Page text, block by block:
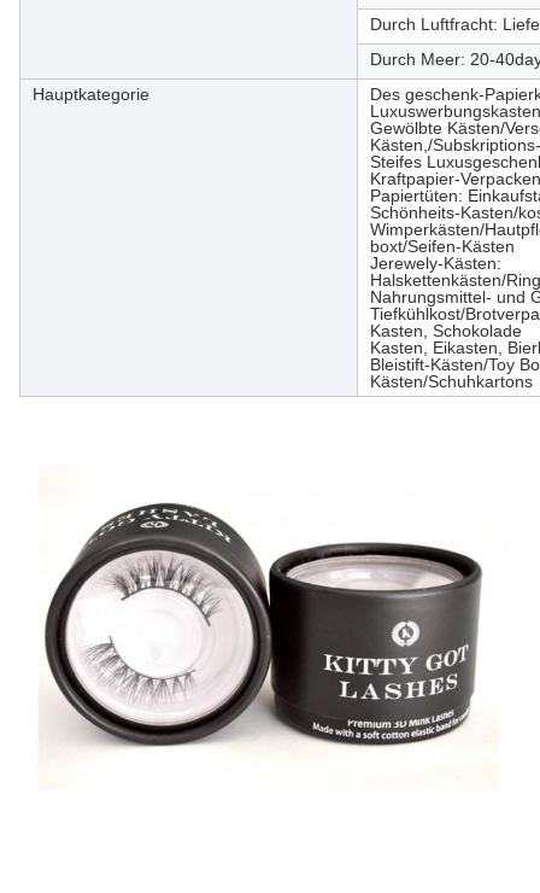
Durch Luftfracht:
Durch Meer: 20-
Hauptkategorie
Des geschenk-
Gewölbte Kästen/
Kästen,/
Steifes
Kraftpapier-
Papiertüten:
Schönheits-Kasten/
Wimperkästen/
boxt/Seifen-Kästen
Jerewely-Kästen:
Halskettenkästen/
Nahrungsmittel- und
Tiefkühlkost/
Kasten, Schokolade
Kasten, Eikasten,
Bleistift-Kästen/Toy
Kästen/Schuhkartons